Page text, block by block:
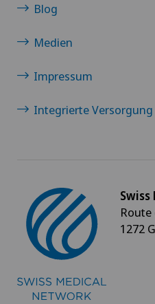
Blog
Medien
Impressum
Integrierte Versorgung
1272